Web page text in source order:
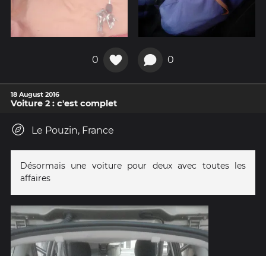
0 0
18 August 2016
Voiture 2 : c'est complet
Le Pouzin, France
Désormais une voiture pour deux avec toutes les
affaires